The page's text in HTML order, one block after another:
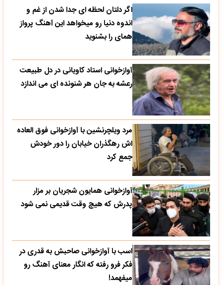
اگر دلتان لحظه ای جدا شدن از غم و
اندوه دنیا رو میخواهد این آهنگ پرواز
همای را بشنوید
آوازخوانی استاد کاویانی در دل طبیعت
رعشه به جان هر شنونده ای می اندازد
مرد ویلچرنشین با آوازخوانی فوق العاده
اش رهگذران خیابان را دور خودش
جمع کرد
آوازخوانی همایون شجریان بر مزار
پدرش که هیچ وقت قدیمی نمی شود
اسب با آوازخوانی صاحبش به قدری در
فکر فرو رفته که انگار معنای آهنگ رو
میفهمد!